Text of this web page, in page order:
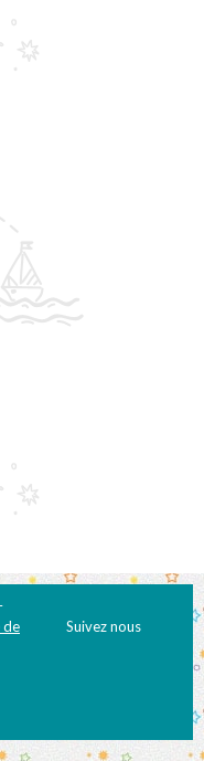
de
Suivez nous